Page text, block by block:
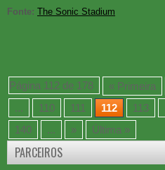
Fonte: The Sonic Stadium
Página 112 de 178 « Primeira
...
110 111 112 113
140
... » Última »
PARCEIROS